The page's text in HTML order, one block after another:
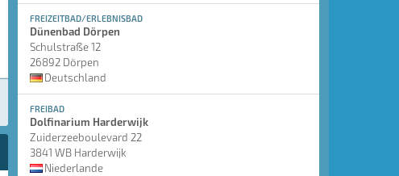
FREIZEITBAD/ERLEBNISBAD
Dünenbad Dörpen
Schulstraße 12
26892 Dörpen
Deutschland
FREIBAD
Dolfinarium Harderwijk
Zuiderzeeboulevard 22
3841 WB Harderwijk
Niederlande